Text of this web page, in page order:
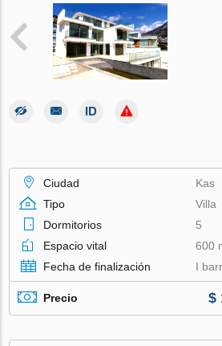
Ciudad
Kas
Tipo
Villa
Dormitorios
5
Espacio vital
600
Fecha de finalización
I
Precio $